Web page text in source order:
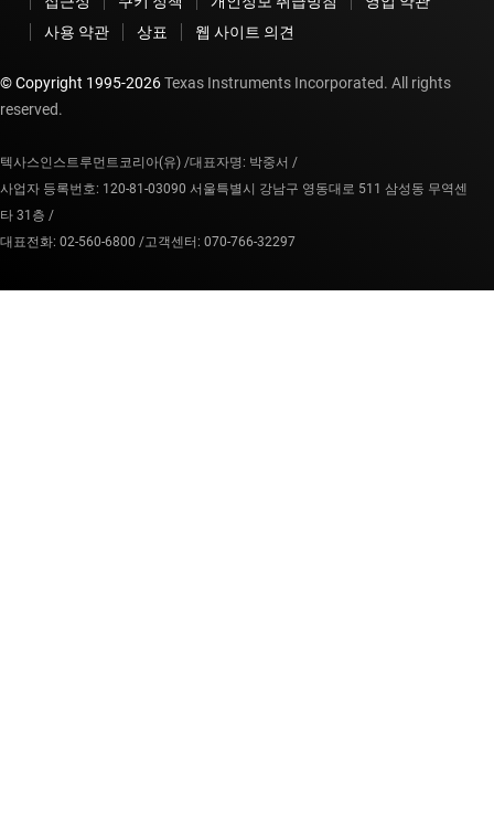
사용 약관
상표 웹 사이트 의견
© Copyright 1995-2026Texas Instruments Incorporated. All rights
reserved.
텍사스인스트루먼트코리아(유) /대표자명: 박중서 /
사업자 등록번호: 120-81-03090 서울특별시 강남구 영동대로 511 삼성동 무역센
타 31층 /
대표전화: 02-560-6800 /고객센터: 070-766-32297